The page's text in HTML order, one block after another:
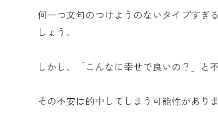
何一つ文句のつけようのないタイプすぎ
しょう。
しかし、「こんなに幸せで良いの？」と
その不安は的中してしまう可能性がありま